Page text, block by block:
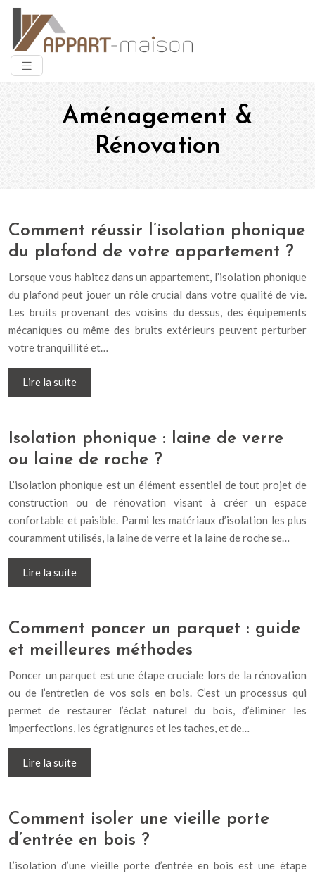
Aménagement &
Rénovation
Comment réussir l’isolation phonique
du plafond de votre appartement ?
Lorsque vous habitez dans un appartement, l’isolation phonique
du plafond peut jouer un rôle crucial dans votre qualité de vie.
Les bruits provenant des voisins du dessus, des équipements
mécaniques ou même des bruits extérieurs peuvent perturber
votre tranquillité et…
Lire la suite
Isolation phonique : laine de verre
ou laine de roche ?
L’isolation phonique est un élément essentiel de tout projet de
construction ou de rénovation visant à créer un espace
confortable et paisible. Parmi les matériaux d’isolation les plus
couramment utilisés, la laine de verre et la laine de roche se…
Lire la suite
Comment poncer un parquet : guide
et meilleures méthodes
Poncer un parquet est une étape cruciale lors de la rénovation
ou de l’entretien de vos sols en bois. C’est un processus qui
permet de restaurer l’éclat naturel du bois, d’éliminer les
imperfections, les égratignures et les taches, et de…
Lire la suite
Comment isoler une vieille porte
d’entrée en bois ?
L’isolation d’une vieille porte d’entrée en bois est une étape